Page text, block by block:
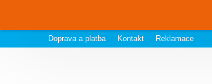
Doprava a platba Kontakt Reklamace